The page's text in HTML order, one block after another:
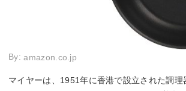
By:amazon.co.jp
マイヤーは、1951年に香港で設立された調理